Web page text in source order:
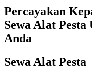
Percayakan
Sewa Alat
Anda
Sewa Alat Pesta